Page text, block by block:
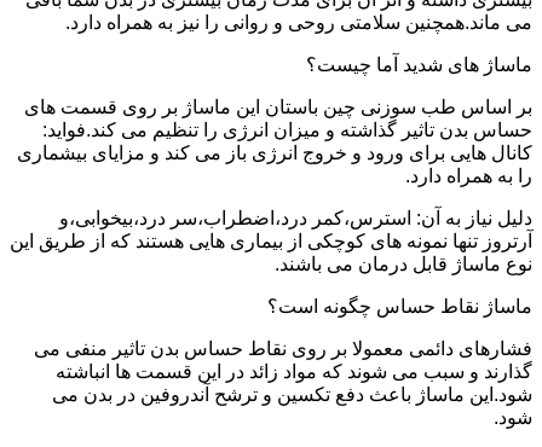
می ماند.همچنین سلامتی روحی و روانی را نیز به همراه دارد.
ماساژ های شدید آما چیست؟
بر اساس طب سوزنی چین باستان این ماساژ بر روی قسمت های
حساس بدن تاثیر گذاشته و میزان انرژی را تنظیم می کند.فواید:
کانال هایی برای ورود و خروج انرژی باز می کند و مزایای بیشماری
را به همراه دارد.
دلیل نیاز به آن: استرس،کمر درد،اضطراب،سر درد،بیخوابی،و
آرتروز تنها نمونه های کوچکی از بیماری هایی هستند که از طریق این
نوع ماساژ قابل درمان می باشند.
ماساژ نقاط حساس چگونه است؟
فشارهای دائمی معمولا بر روی نقاط حساس بدن تاثیر منفی می
گذارند و سبب می شوند که مواد زائد در این قسمت ها انباشته
شود.این ماساژ باعث دفع تکسین و ترشح آندروفین در بدن می
شود.